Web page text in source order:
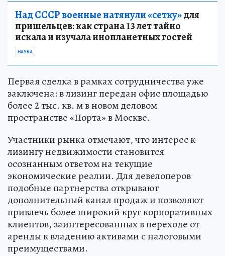
Над СССР военные натянули «сетку»для
пришельцев: как страна 13 лет тайно
искала и изучала инопланетных гостей
НАУКА
Первая сделка в рамках сотрудничества уже
заключена: в лизинг передан офис площадью
более 2 тыс. кв. м в новом деловом
пространстве «Порта» в Москве.
Участники рынка отмечают, что интерес к
лизингу недвижимости становится
осознанным ответом на текущие
экономические реалии. Для девелоперов
подобные партнерства открывают
дополнительный канал продаж и позволяют
привлечь более широкий круг корпоративных
клиентов, заинтересованных в переходе от
аренды к владению активами с налоговыми
преимуществами.